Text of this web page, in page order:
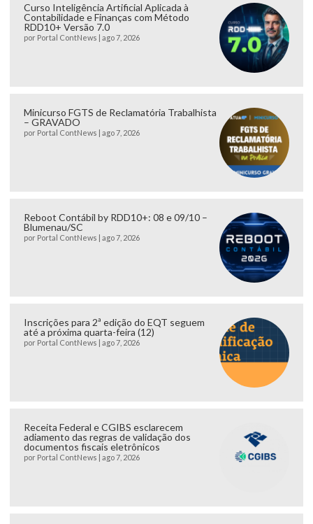
Curso Inteligência Artificial Aplicada à
Contabilidade e Finanças com Método
RDD10+ Versão 7.0
por Portal ContNews | ago 7, 2026
Minicurso FGTS de Reclamatória Trabalhista
– GRAVADO
por Portal ContNews | ago 7, 2026
Reboot Contábil by RDD10+: 08 e 09/10 –
Blumenau/SC
por Portal ContNews | ago 7, 2026
Inscrições para 2ª edição do EQT seguem
até a próxima quarta-feira (12)
por Portal ContNews | ago 7, 2026
Receita Federal e CGIBS esclarecem
adiamento das regras de validação dos
documentos fiscais eletrônicos
por Portal ContNews | ago 7, 2026